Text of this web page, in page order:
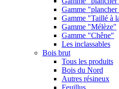
Gamme "plancher
Gamme "Taillé à
Gamme "Mélèze"
Gamme "Chêne"
Les inclassables
Bois brut
Tous les produits
Bois du Nord
Autres résineux
Feuillus